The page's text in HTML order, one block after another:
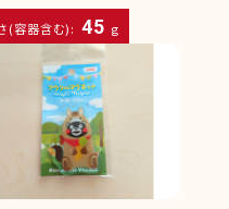
(容器含む): 45 g